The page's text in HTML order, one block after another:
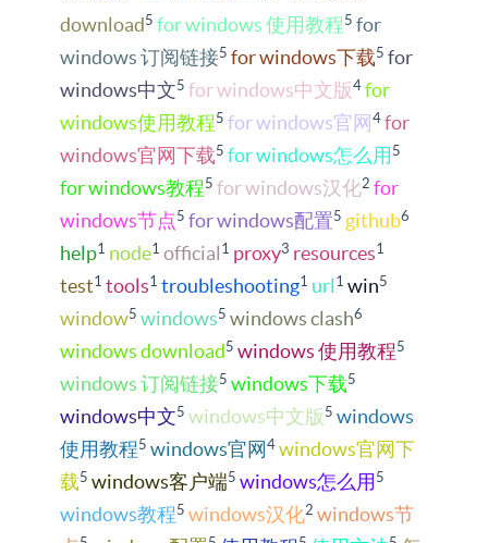
download5 for windows 使用教程5 for
windows 订阅链接5 for windows下载5 for
windows中文5 for windows中文版4 for
windows使用教程5 for windows官网 4 for
windows官网下载5 for windows怎么用 5
for windows教程5 for windows汉化2 for
windows节点 5 for windows配置5 github6
help1 node1 official 1 proxy3 resources1
test1 tools1 troubleshooting1 url 1 win5
window5 windows5 windows clash6
windows download5 windows 使用教程5
windows 订阅链接5 windows下载5
windows中文5 windows中文版 5 windows
使用教程5 windows官网 4 windows官网下
载5 windows客户端5 windows怎么用 5
windows教程5 windows汉化2 windows节